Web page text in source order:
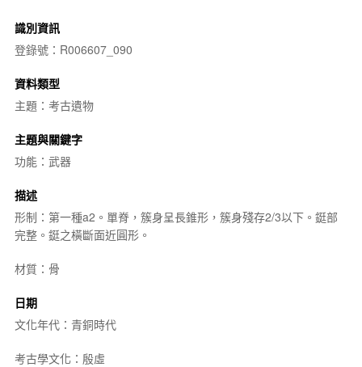
識別資訊
登錄號：R006607_090
資料類型
主題：考古遺物
主題與關鍵字
功能：武器
描述
形制：第一種a2。單脊，簇身呈長錐形，簇身殘存2/3以下。鋌部
完整。鋌之橫斷面近圓形。
材質：骨
日期
文化年代：青銅時代
考古學文化：殷虛